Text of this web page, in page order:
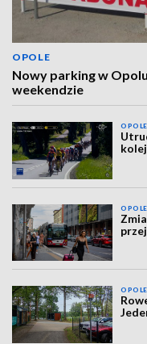
OPOLE
Nowy parking w
weekendzie
OPOLE
OPOLE
OPOLE